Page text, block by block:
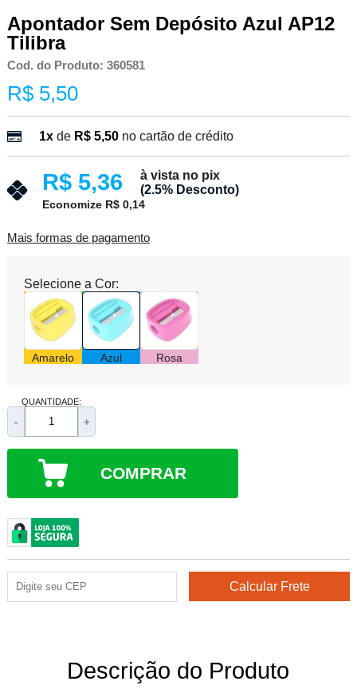
Apontador Sem Depósito Azul AP12
Tilibra
Cod. do Produto: 360581
R$ 5,50
1xde R$ 5,50 no cartão de crédito
R$ 5,36
à vista no pix
(2.5% Desconto)
Economize R$ 0,14
Mais formas de pagamento
Selecione a Cor:
Amarelo Azul Rosa
QUANTIDADE:
- +
COMPRAR
Descrição do Produto